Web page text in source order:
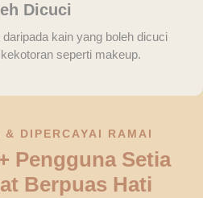
Dicuci
kain yang boleh dicuci
seperti makeup.
DIPERCAYAI RAMAI
Pengguna Setia
Berpuas Hati